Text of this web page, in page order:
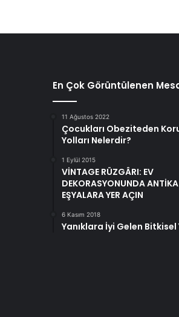
En Çok Görüntülenen
11 Ağustos 2022
Çocukları Obeziteden
Yolları Nelerdir?
1 Eylül 2015
VİNTAGE RÜZGÂRI: EV
DEKORASYONUNDA ANTİKA
EŞYALARA YER AÇIN
6 Kasım 2018
Yanıklara İyi Gelen